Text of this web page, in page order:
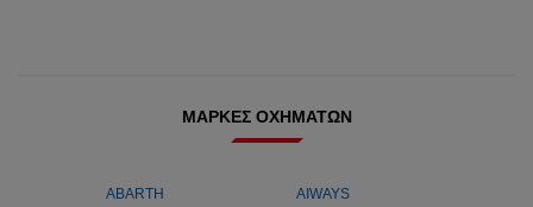
ΜΆΡΚΕΣ ΟΧΗΜΆΤΩΝ
ABARTH AIWAYS